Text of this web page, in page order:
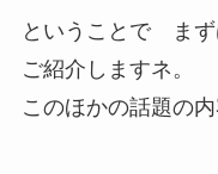
ということで まず
ご紹介しますネ。
このほかの話題の